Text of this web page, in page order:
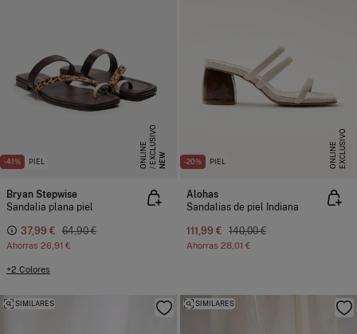
-41% PIEL NEW
E
X
C
L
US
I
V
O
O
N
L
I
N
E
Bryan Stepwise
Sandalia plana piel
37,99 € 64,90 €
Ahorras 26,91 €
+2 Colores
-20% PIEL E
X
C
L
U
SI
V
O
O
N
L
I
N
E
Alohas
Sandalias de piel Indiana
111,99 € 140,00 €
Ahorras 28,01 €
SIMILARES SIMILARES